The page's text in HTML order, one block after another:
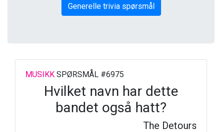
Generelle trivia spørsmål
MUSIKK SPØRSMÅL #6975
Hvilket navn har dette
bandet også hatt?
The Detours